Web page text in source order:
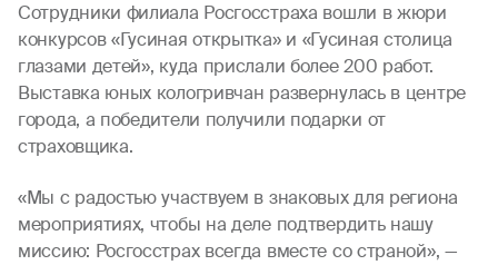
Сотрудники филиала Росгосстраха вошли в жюри
конкурсов «Гусиная открытка» и «Гусиная столица
глазами детей», куда прислали более 200 работ.
Выставка юных кологривчан развернулась в центре
города, а победители получили подарки от
страховщика.
«Мы с радостью участвуем в знаковых для региона
мероприятиях, чтобы на деле подтвердить нашу
миссию: Росгосстрах всегда вместе со страной», —